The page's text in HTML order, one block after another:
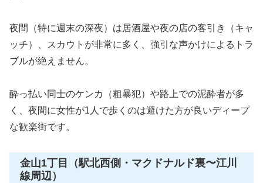
夜間（特に週末の深夜）は居酒屋や夜の店の客引き（キャ
ッチ）、スカウトが非常に多く、強引な声かけによるトラ
ブルが絶えません。
酔っ払い同士のケンカ（粗暴犯）や路上での泥酔者が多
く、夜間に女性が1人で歩くのは避けた方が良いディープ
な歓楽街です。
金山1丁目（駅北西側・マクドナルド裏〜江川
線周辺）